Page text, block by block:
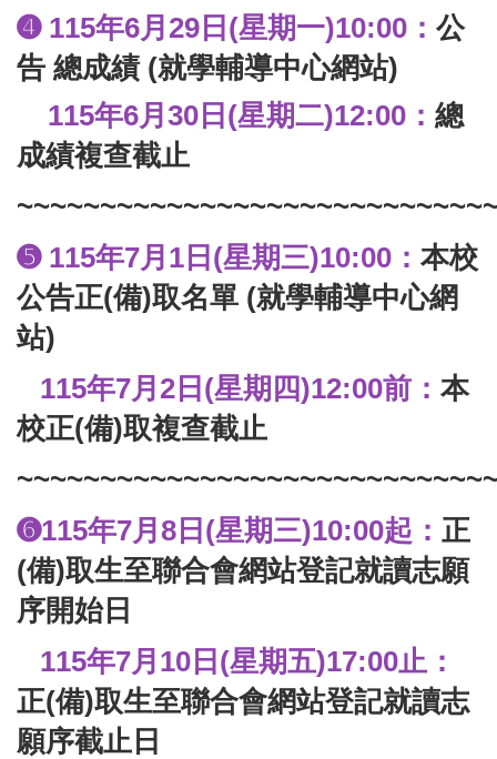
➍ 115年6月29日(星期一)10:00： 公
告 總成績 (就學輔導中心網站)
115年6月30日(星期二)12:00： 總
成績複查截止
➎ 115年7月1日(星期三)10:00： 本校
公告正(備)取名單 (就學輔導中心網
站)
115年7月2日(星期四)12:00前： 本
校正(備)取複查截止
➏115年7月8日(星期三)10:00起： 正
(備)取生至聯合會網站登記就讀志願
序開始日
115年7月10日(星期五)17:00止：
正(備)取生至聯合會網站登記就讀志
願序截止日